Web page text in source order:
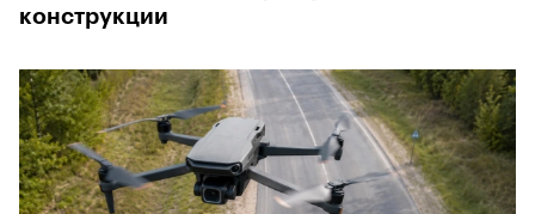
конструкции